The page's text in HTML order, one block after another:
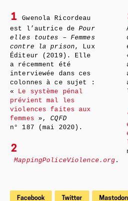
1
Gwenola Ricordeau
est l’autrice dePour
elles toutes – Femmes
contre la prison , Lux
Éditeur (2019). Elle
a récemment été
interviewée dans ces
colonnes à ce sujet :
«
Le système pénal
prévient mal les
violences faites aux
femmes »,
CQFD
n° 187 (mai 2020).
2
MappingPoliceViolence.org .
Facebook Twitter Mastodon